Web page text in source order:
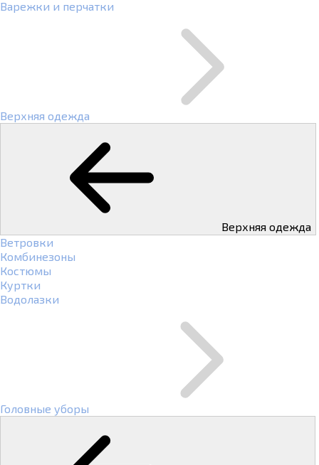
Варежки и перчатки
Верхняя одежда
Верхняя одежда
Ветровки
Комбинезоны
Костюмы
Куртки
Водолазки
Головные уборы